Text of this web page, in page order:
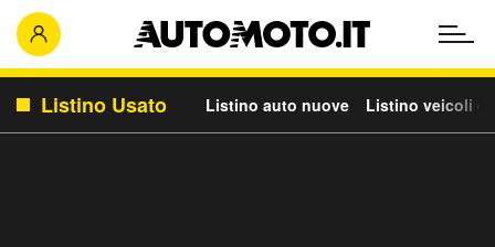
Listino Usato Listino auto nuove Listino veicoli